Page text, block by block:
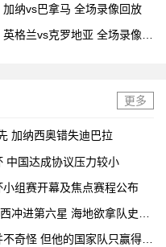
纳vs巴拿马 全场录像回放
格兰vs克罗地亚 全场录像回
更多
加纳西奥错失迪巴拉
中国达成协议压力较小
组赛开幕及焦点赛程公布
冲进第六星 海地欲拿队史首
奇怪 但他的国家队只赢得了